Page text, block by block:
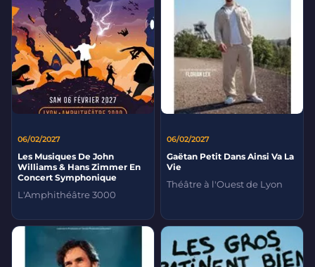
06/02/2027
Les Musiques De John
Williams & Hans Zimmer En
Concert Symphonique
L'Amphithéâtre 3000
06/02/2027
Gaëtan Petit Dans Ainsi Va La
Vie
Théâtre à l'Ouest de Lyon